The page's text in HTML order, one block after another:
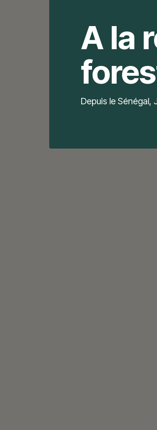
A la
Depuis le Sénégal,